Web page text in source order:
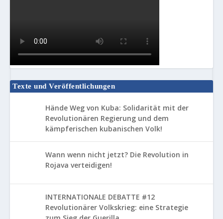
Texte und Veröffentlichungen
Hände Weg von Kuba: Solidarität mit der
Revolutionären Regierung und dem
kämpferischen kubanischen Volk!
Wann wenn nicht jetzt? Die Revolution in
Rojava verteidigen!
INTERNATIONALE DEBATTE #12
Revolutionärer Volkskrieg: eine Strategie